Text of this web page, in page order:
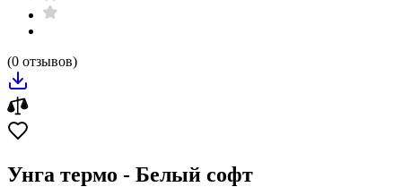
(0 отзывов)
Унга термо - Белый софт